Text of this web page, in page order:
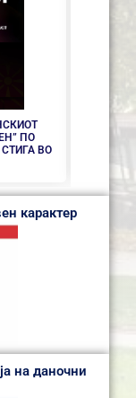
ПО
ВО
карактер
на даночни